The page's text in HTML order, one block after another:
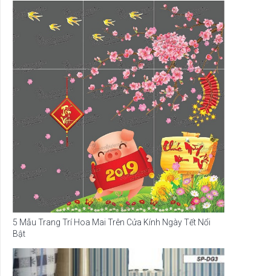
5 Mẫu Trang Trí Hoa Mai Trên Cửa Kính Ngày Tết Nổi
Bật